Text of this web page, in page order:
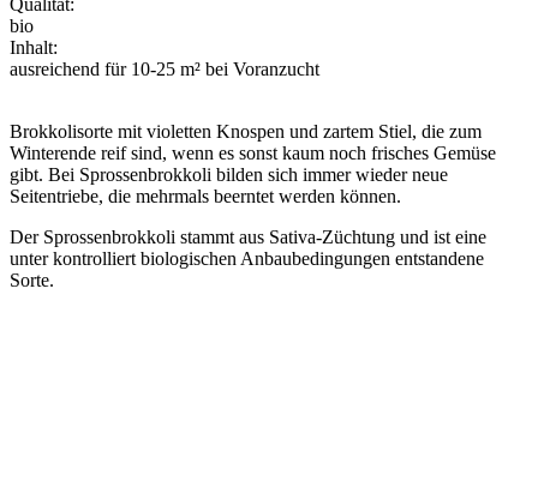
bio
Inhalt:
ausreichend für 10-25 m² bei Voranzucht
Brokkolisorte mit violetten Knospen und zartem Stiel, die zum
Winterende reif sind, wenn es sonst kaum noch frisches Gemüse
gibt. Bei Sprossenbrokkoli bilden sich immer wieder neue
Seitentriebe, die mehrmals beerntet werden können.
Der Sprossenbrokkoli stammt aus Sativa-Züchtung und ist eine
unter kontrolliert biologischen Anbaubedingungen entstandene
Sorte.